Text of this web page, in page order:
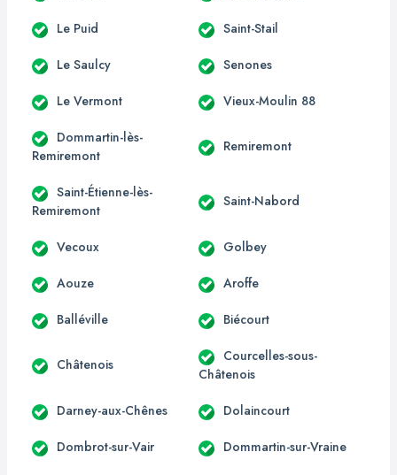
Le Puid Saint-Stail
Le Saulcy Senones
Le Vermont Vieux-Moulin 88
Dommartin-lès-
Remiremont
Remiremont
Saint-Étienne-lès-
Remiremont
Saint-Nabord
Vecoux Golbey
Aouze Aroffe
Balléville Biécourt
Châtenois
Courcelles-sous-
Châtenois
Darney-aux-Chênes Dolaincourt
Dombrot-sur-Vair Dommartin-sur-Vraine